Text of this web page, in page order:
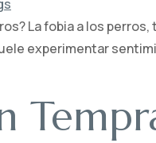
La fobia a los
experimentar